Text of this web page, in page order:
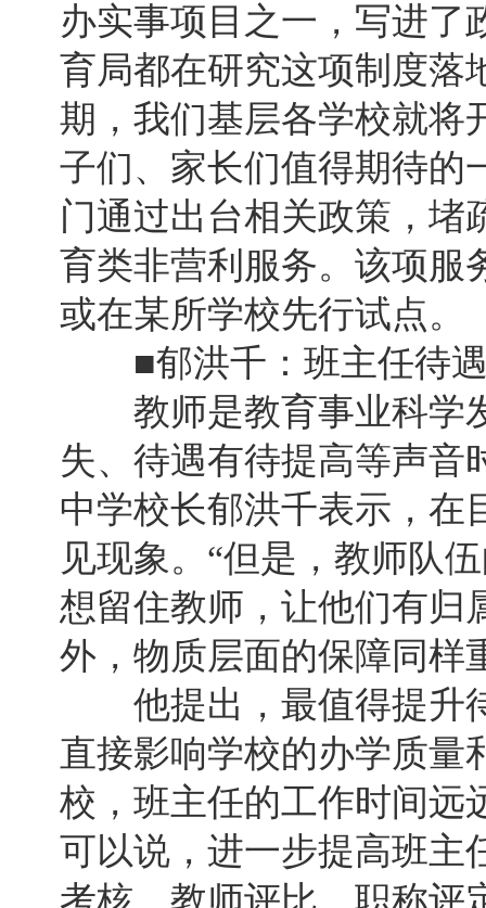
办实事项目之一，写进了
育局都在研究这项制度落
期，我们基层各学校就将
子们、家长们值得期待的
门通过出台相关政策，堵
育类非营利服务。该项服
或在某所学校先行试点。
■郁洪千：班主任待遇
教师是教育事业科学
失、待遇有待提高等声音
中学校长郁洪千表示，在
见现象。“但是，教师队
想留住教师，让他们有归
外，物质层面的保障同样
他提出，最值得提升
直接影响学校的办学质量
校，班主任的工作时间远
可以说，进一步提高班主
考核、教师评比、职称评